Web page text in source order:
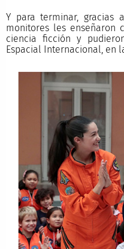
Y para terminar,
monitores les enseñaron
ciencia ficción y
Espacial Internacional, en